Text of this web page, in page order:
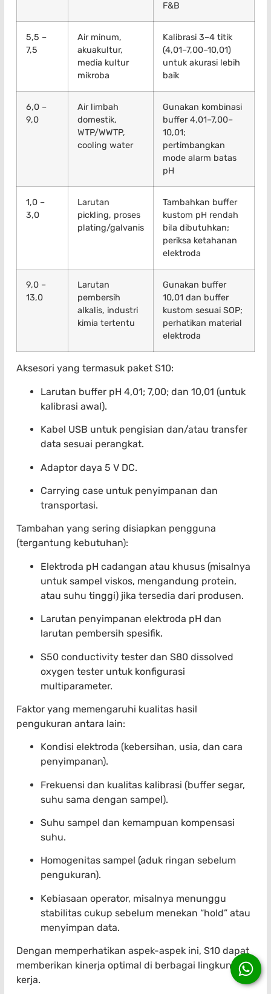
F&B
5,5 –
7,5
Air minum,
akuakultur,
media kultur
mikroba
Kalibrasi 3–4 titik
(4,01–7,00–10,01)
untuk akurasi lebih
baik
6,0 –
9,0
Air limbah
domestik,
WTP/WWTP,
cooling water
Gunakan kombinasi
buffer 4,01–7,00–
10,01;
pertimbangkan
mode alarm batas
pH
1,0 –
3,0
Larutan
pickling, proses
plating/galvanis
Tambahkan buffer
kustom pH rendah
bila dibutuhkan;
periksa ketahanan
elektroda
9,0 –
13,0
Larutan
pembersih
alkalis, industri
kimia tertentu
Gunakan buffer
10,01 dan buffer
kustom sesuai SOP;
perhatikan material
elektroda
Aksesori yang termasuk paket S10:
Larutan buffer pH 4,01; 7,00; dan 10,01 (untuk
kalibrasi awal).
Kabel USB untuk pengisian dan/atau transfer
data sesuai perangkat.
Adaptor daya 5 V DC.
Carrying case untuk penyimpanan dan
transportasi.
Tambahan yang sering disiapkan pengguna
(tergantung kebutuhan):
Elektroda pH cadangan atau khusus (misalnya
untuk sampel viskos, mengandung protein,
atau suhu tinggi) jika tersedia dari produsen.
Larutan penyimpanan elektroda pH dan
larutan pembersih spesifik.
S50 conductivity tester dan S80 dissolved
oxygen tester untuk konfigurasi
multiparameter.
Faktor yang memengaruhi kualitas hasil
pengukuran antara lain:
Kondisi elektroda (kebersihan, usia, dan cara
penyimpanan).
Frekuensi dan kualitas kalibrasi (buffer segar,
suhu sama dengan sampel).
Suhu sampel dan kemampuan kompensasi
suhu.
Homogenitas sampel (aduk ringan sebelum
pengukuran).
Kebiasaan operator, misalnya menunggu
stabilitas cukup sebelum menekan “hold” atau
menyimpan data.
Dengan memperhatikan aspek-aspek ini, S10 dapat
memberikan kinerja optimal di berbagai lingkungan
kerja.